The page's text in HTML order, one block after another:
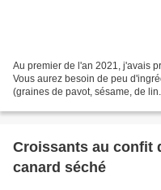
Au premier de l'an 2021, j'avais
Vous aurez besoin de peu
(graines de pavot, sésame, de
Croissants au confit
canard séché